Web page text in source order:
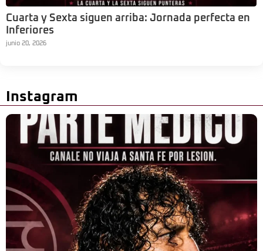
Cuarta y Sexta siguen arriba: Jornada perfecta en
Inferiores
junio 20, 2026
Instagram